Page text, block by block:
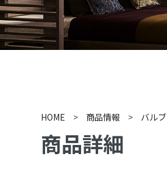
HOME > 商品情報 > バルブ
商品詳細